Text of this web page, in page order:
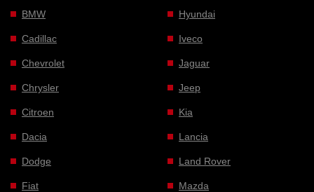
BMW
Cadillac
Chevrolet
Chrysler
Citroen
Dacia
Dodge
Fiat
Hyundai
Iveco
Jaguar
Jeep
Kia
Lancia
Land Rover
Mazda